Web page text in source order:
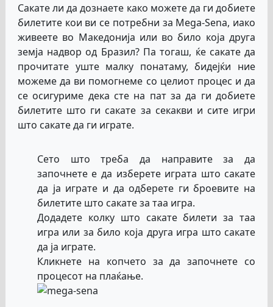
Сакате ли да дознаете како можете да ги добиете
билетите кои ви се потребни за Mega-Sena, иако
живеете во Македонија или во било која друга
земја надвор од Бразил? Па тогаш, ќе сакате да
прочитате уште малку понатаму, бидејќи ние
можеме да ви помогнеме со целиот процес и да
се осигуриме дека сте на пат за да ги добиете
билетите што ги сакате за секакви и сите игри
што сакате да ги играте.
Сето што треба да направите за да
започнете е да изберете играта што сакате
да ја играте и да одберете ги броевите на
билетите што сакате за таа игра.
Додадете колку што сакате билети за таа
игра или за било која друга игра што сакате
да ја играте.
Кликнете на копчето за да започнете со
процесот на плаќање.